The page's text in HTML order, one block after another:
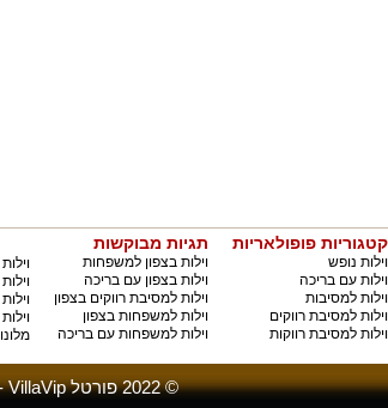
קטגוריות פופולאריות
וילות נופש
וילות עם בריכה
וילות למסיבות
וילות למסיבת רווקים
וילות למסיבת רווקות
תגיות מבוקשות
וילות בצפון למשפחות
וילות בצפון עם בריכה
וילות למסיבת רווקים בצפון
וילות למשפחות בצפון
וילות למשפחות עם בריכה
© 2022 פורטל VillaVip - כל הזכויות שמורות